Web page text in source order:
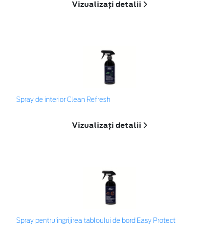
Vizualizați detalii
Spray de interior Clean Refresh
Vizualizați detalii
Spray pentru îngrijirea tabloului de bord Easy Protect